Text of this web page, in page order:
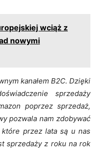
wciąż z
nowymi
kanałem B2C. Dzięki
sprzedaży
poprzez sprzedaż,
pozwala nam zdobywać
przez lata są u nas
sprzedaży z roku na rok